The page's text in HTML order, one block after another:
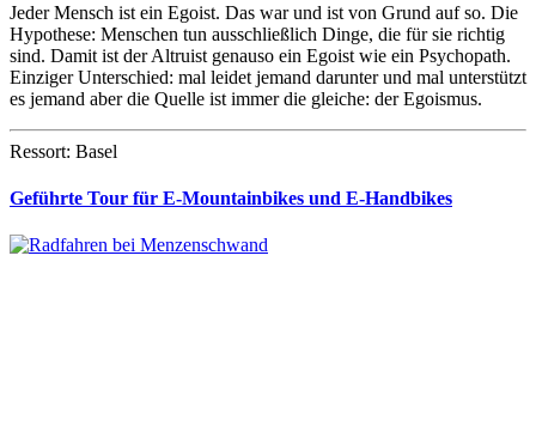
Jeder Mensch ist ein Egoist. Das war und ist von Grund auf so. Die
Hypothese: Menschen tun ausschließlich Dinge, die für sie richtig
sind. Damit ist der Altruist genauso ein Egoist wie ein Psychopath.
Einziger Unterschied: mal leidet jemand darunter und mal unterstützt
es jemand aber die Quelle ist immer die gleiche: der Egoismus.
Ressort: Basel
Geführte Tour für E-Mountainbikes und E-Handbikes